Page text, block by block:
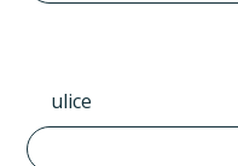
ulice